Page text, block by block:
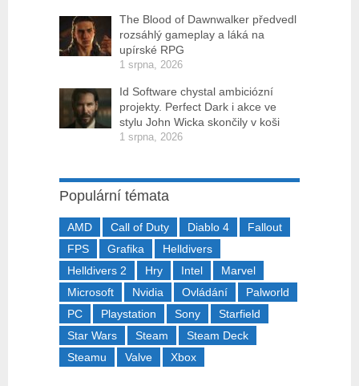
The Blood of Dawnwalker předvedl
rozsáhlý gameplay a láká na
upírské RPG
1 srpna, 2026
Id Software chystal ambiciózní
projekty. Perfect Dark i akce ve
stylu John Wicka skončily v koši
1 srpna, 2026
Populární témata
AMD Call of Duty Diablo 4
Fallout
FPS
Grafika
Helldivers
Helldivers 2
Hry Intel
Marvel
Microsoft
Nvidia Ovládání
Palworld
PC
Playstation Sony
Starfield
Star Wars
Steam
Steam Deck
Steamu
Valve Xbox